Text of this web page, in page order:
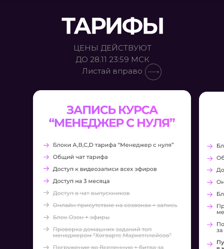
ЦЕНЫ ДЕЙСТВУЮТ
ДО 28.11 23:59 МСК
Листай вправо